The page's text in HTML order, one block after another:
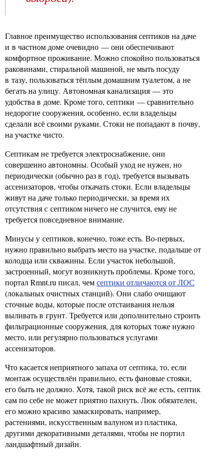
Главное преимущество использования септиков на даче
и в частном доме очевидно — они обеспечивают
комфортное проживание. Можно спокойно пользоваться
раковинами, стиральной машиной, не мыть посуду
в тазу, пользоваться тёплым домашним туалетом, а не
бегать на улицу. Автономная канализация — это
удобства в доме. Кроме того, септики — сравнительно
недорогие сооружения, особенно, если владельцы
сделали всё своими руками. Стоки не попадают в почву,
на участке чисто.
Септикам не требуется электроснабжение, они
совершенно автономны. Особый уход не нужен, но
периодически (обычно раз в год), требуется вызывать
ассенизаторов, чтобы откачать стоки. Если владельцы
живут на даче только периодически, за время их
отсутствия с септиком ничего не случится, ему не
требуется повседневное внимание.
Минусы у септиков, конечно, тоже есть. Во-первых,
нужно правильно выбрать место на участке, подальше от
колодца или скважины. Если участок небольшой,
застроенный, могут возникнуть проблемы. Кроме того,
портал Rmnt.ru писал, чемсептики отличаются от ЛОС
(локальных очистных станций). Они слабо очищают
сточные воды, которые после отстаивания нельзя
выливать в грунт. Требуется или дополнительно строить
фильтрационные сооружения, для которых тоже нужно
место, или регулярно пользоваться услугами
ассенизаторов.
Что касается неприятного запаха от септика, то, если
монтаж осуществлён правильно, есть фановые стояки,
его быть не должно. Хотя, такой риск всё же есть, септик
сам по себе не может приятно пахнуть. Люк обязателен,
его можно красиво замаскировать, например,
растениями, искусственным валуном из пластика,
другими декоративными деталями, чтобы не портил
ландшафтный дизайн.